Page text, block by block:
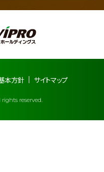
本方針 サイトマップ
reserved.